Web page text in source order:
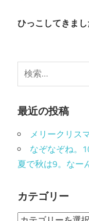
ひっこしてきまし
最近の投稿
メリークリス
なぞなぞね。
夏で秋は9。なー
カテゴリー